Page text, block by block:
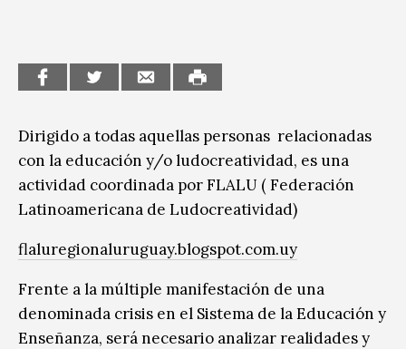
Dirigido a todas aquellas personas relacionadas
con la educación y/o ludocreatividad, es una
actividad coordinada por FLALU ( Federación
Latinoamericana de Ludocreatividad)
flaluregionaluruguay.blogspot.com.uy
Frente a la múltiple manifestación de una
denominada crisis en el Sistema de la Educación y
Enseñanza, será necesario analizar realidades y